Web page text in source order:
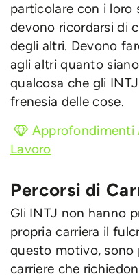
particolare con i loro
devono ricordarsi di
degli altri. Devono
agli altri quanto
qualcosa che gli
frenesia delle cose.
Approfondimenti
Lavoro
Percorsi di
Gli INTJ non hanno
propria carriera il
questo motivo,
carriere che